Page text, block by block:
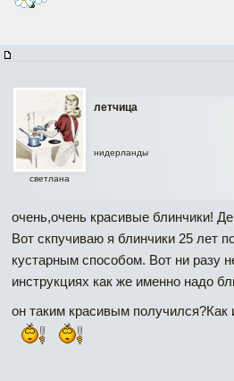
летчица
светлана
нидерланды
очень,очень красивые блинчики!
Вот скпучиваю я блинчики 25 лет
кустарным способом. Вот ни разу
инструкциях как же именно надо
он таким красивым получился?Как